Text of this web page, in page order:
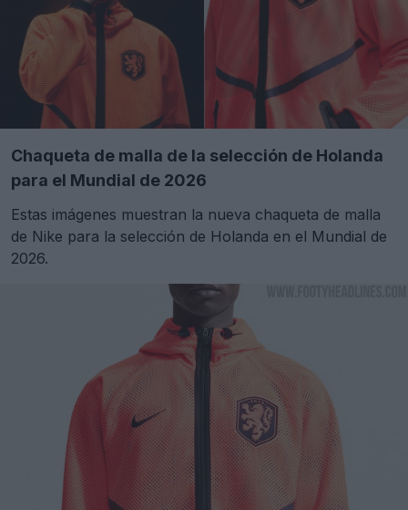
Chaqueta de malla de la selección de Holanda
para el Mundial de 2026
Estas imágenes muestran la nueva chaqueta de malla
de Nike para la selección de Holanda en el Mundial de
2026.